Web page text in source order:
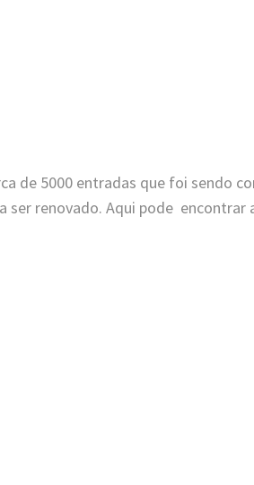
de 5000 entradas que foi sendo
ser renovado. Aqui pode encontrar